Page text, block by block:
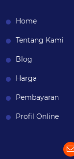
Home
Tentang Kami
Blog
Harga
Pembayaran
Profil Online